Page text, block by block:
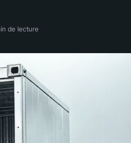
de lecture